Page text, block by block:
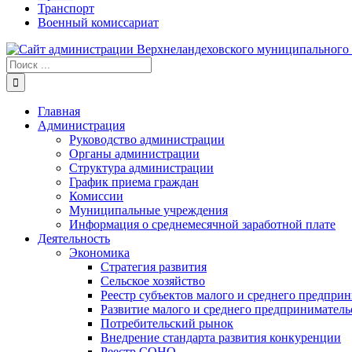
Транспорт
Военный комиссариат
Результат
поиска:
Главная
Администрация
Руководство администрации
Органы администрации
Структура администрации
График приема граждан
Комиссии
Муниципальные учреждения
Информация о среднемесячной заработной плате
Деятельность
Экономика
Стратегия развития
Сельское хозяйство
Реестр субъектов малого и среднего
Развитие малого и среднего
Потребительский рынок
Внедрение стандарта развития конкуренции